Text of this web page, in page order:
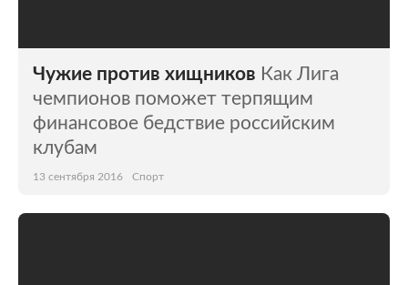
Чужие против хищников Как Лига
чемпионов поможет терпящим
финансовое бедствие российским
клубам
13 сентября 2016 Спорт